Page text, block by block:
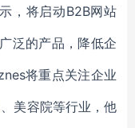
，将启动B2B网站
泛的产品，降低企
将重点关注企业
美容院等行业，他